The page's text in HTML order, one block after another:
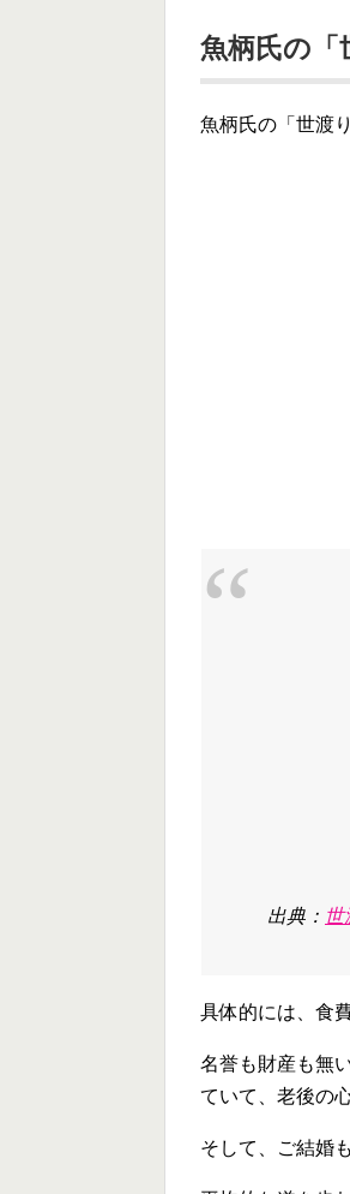
魚柄氏の「
魚柄氏の「世渡
出典： 世
具体的には、食
名誉も財産も無
ていて、老後の
そして、ご結婚